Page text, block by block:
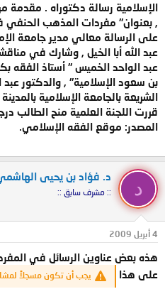
الإسلامية رسالة دكتوراه .
, بعنوان" مفردات المذهب الحنفي
على الرسالة معالي مدير جامعة
عبد الله أبا الخيل , وشارك في
عبد الواحد الخميس " أستاذ الفقه
بن سعود الإسلامية" , والدكتور عبد
الشريعة بالجامعة الإسلامية
قررت اللجنة العلمية منح الطالب
المصدر: موقع الفقه الإسلامي.
د
د. فؤاد بن يحيى
:: مشرف سابق ::
4 أبريل 2009
هذه بعض عناوين الرسائل في
على هذا
يجب أن تكون مسجلاً